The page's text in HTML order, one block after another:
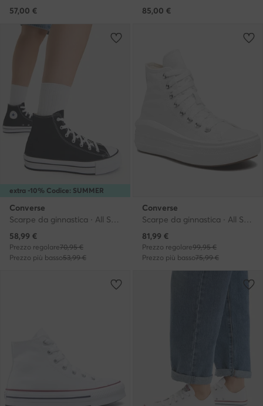
57,00 €
85,00 €
extra -10% Codice: SUMMER
Converse
Scarpe da ginnastica · All Star · Nero
Prezzo attuale
58,99 €
Prezzo regolare70,95 €
Prezzo più basso53,99 €
Converse
Scarpe da ginnastica · All Star · Bianco
Prezzo attuale
81,99 €
Prezzo regolare99,95 €
Prezzo più basso75,99 €